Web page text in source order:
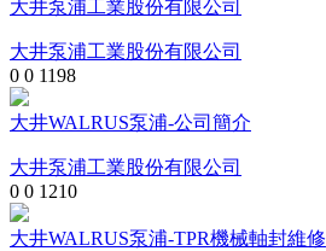
大井泵浦工業股份有限公司
大井泵浦工業股份有限公司
0 0 1198
大井WALRUS泵浦-公司簡介
大井泵浦工業股份有限公司
0 0 1210
大井WALRUS泵浦-TPR機械軸封維修